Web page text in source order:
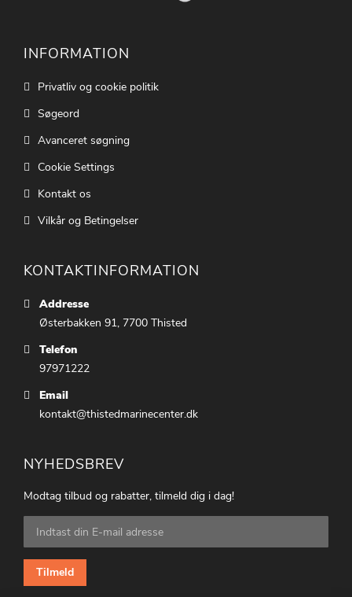
INFORMATION
Privatliv og cookie politik
Søgeord
Avanceret søgning
Cookie Settings
Kontakt os
Vilkår og Betingelser
KONTAKTINFORMATION
Addresse
Østerbakken 91, 7700 Thisted
Telefon
97971222
Email
kontakt@thistedmarinecenter.dk
NYHEDSBREV
Modtag tilbud og rabatter, tilmeld dig i dag!
Tilmeld
dig
vores
nyhedsbrev:
Tilmeld